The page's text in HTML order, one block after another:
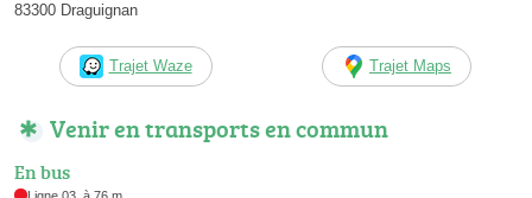
83300 Draguignan
Trajet Waze Trajet Maps
Venir en transports en commun
En bus